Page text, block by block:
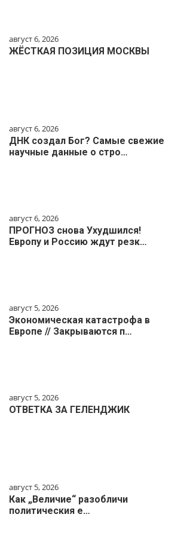
август 6, 2026
ЖЁСТКАЯ ПОЗИЦИЯ МОСКВЫ
август 6, 2026
ДНК создал Бог? Самые свежие
научные данные о стро…
август 6, 2026
ПРОГНОЗ снова Ухудшился!
Европу и Россию ждут резк…
август 5, 2026
Экономическая катастрофа в
Европе // Закрываются п…
август 5, 2026
ОТВЕТКА ЗА ГЕЛЕНДЖИК
август 5, 2026
Как „Величие“ разобличи
политическия е…